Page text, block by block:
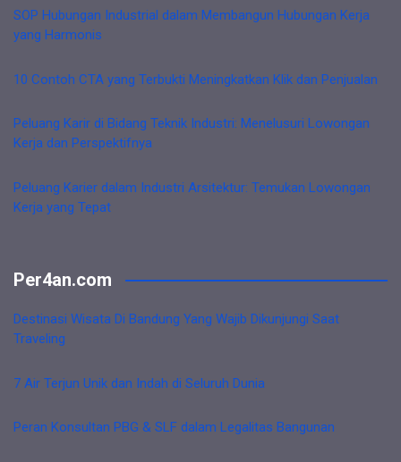
SOP Hubungan Industrial dalam Membangun Hubungan Kerja
yang Harmonis
10 Contoh CTA yang Terbukti Meningkatkan Klik dan Penjualan
Peluang Karir di Bidang Teknik Industri: Menelusuri Lowongan
Kerja dan Perspektifnya
Peluang Karier dalam Industri Arsitektur: Temukan Lowongan
Kerja yang Tepat
Per4an.com
Destinasi Wisata Di Bandung Yang Wajib Dikunjungi Saat
Traveling
7 Air Terjun Unik dan Indah di Seluruh Dunia
Peran Konsultan PBG & SLF dalam Legalitas Bangunan